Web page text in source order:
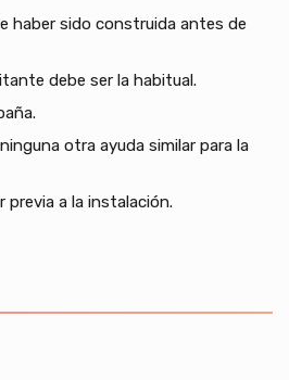
haber sido construida antes de
debe ser la habitual.
otra ayuda similar para la
previa a la instalación.